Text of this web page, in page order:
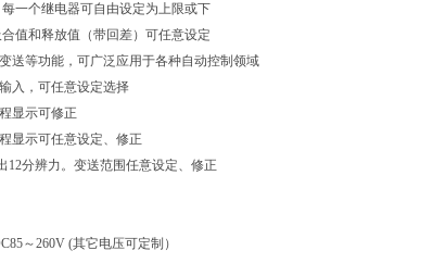
一个继电器可自由设定为上限或下
值和释放值（带回差）可任意设定
送等功能，可广泛应用于各种自动控制领域
入，可任意设定选择
显示可修正
显示可任意设定、修正
分辨力。变送范围任意设定、修正
～260V (其它电压可定制）